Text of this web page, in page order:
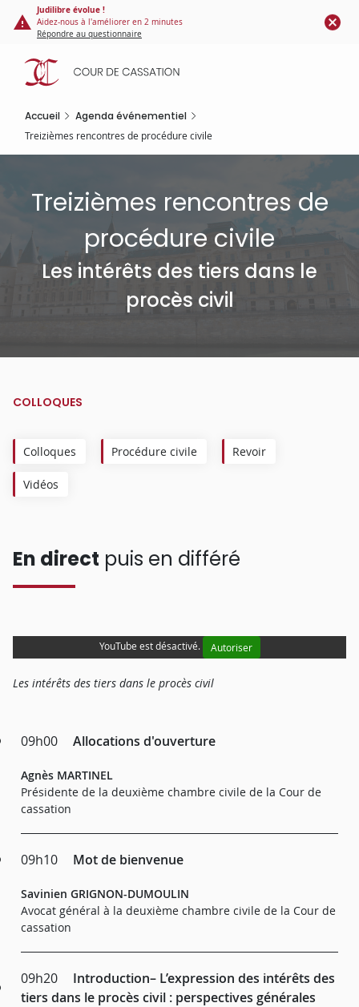
Panneau de gestion des cookies
contenu
principal
Judilibre évolue !
Aidez-nous à l'améliorer en 2 minutes
Répondre au questionnaire
Accueil Agenda événementiel
Treizièmes rencontres de procédure civile
Treizièmes rencontres de
procédure civile
Les intérêts des tiers dans le
procès civil
COLLOQUES
Colloques Procédure civile Revoir
Vidéos
En direct puis en différé
YouTube est désactivé. Autoriser
Les intérêts des tiers dans le procès civil
09h00 Allocations d'ouverture
Agnès MARTINEL
Présidente de la deuxième chambre civile de la Cour de
cassation
09h10 Mot de bienvenue
Savinien GRIGNON-DUMOULIN
Avocat général à la deuxième chambre civile de la Cour de
cassation
09h20
Introduction– L’expression des intérêts des
tiers dans le procès civil : perspectives générales